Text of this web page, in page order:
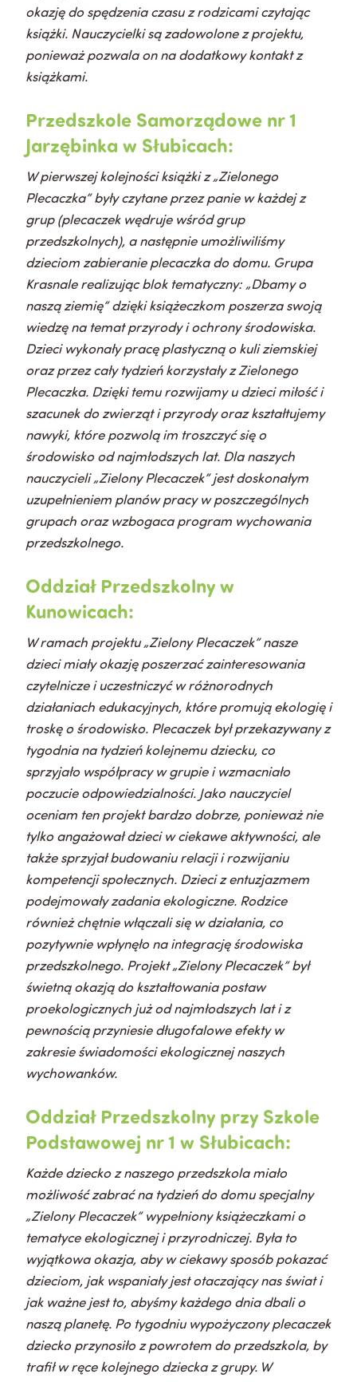
okazję do spędzenia czasu z rodzicami czytając
książki. Nauczycielki są zadowolone z projektu,
ponieważ pozwala on na dodatkowy kontakt z
książkami.
Przedszkole Samorządowe nr 1
Jarzębinka w Słubicach:
W pierwszej kolejności książki z „Zielonego
Plecaczka” były czytane przez panie w każdej z
grup (plecaczek wędruje wśród grup
przedszkolnych), a następnie umożliwiliśmy
dzieciom zabieranie plecaczka do domu. Grupa
Krasnale realizując blok tematyczny: „Dbamy o
naszą ziemię” dzięki książeczkom poszerza swoją
wiedzę na temat przyrody i ochrony środowiska.
Dzieci wykonały pracę plastyczną o kuli ziemskiej
oraz przez cały tydzień korzystały z Zielonego
Plecaczka. Dzięki temu rozwijamy u dzieci miłość i
szacunek do zwierząt i przyrody oraz kształtujemy
nawyki, które pozwolą im troszczyć się o
środowisko od najmłodszych lat. Dla naszych
nauczycieli „Zielony Plecaczek” jest doskonałym
uzupełnieniem planów pracy w poszczególnych
grupach oraz wzbogaca program wychowania
przedszkolnego.
Oddział Przedszkolny w
Kunowicach:
W ramach projektu „Zielony Plecaczek” nasze
dzieci miały okazję poszerzać zainteresowania
czytelnicze i uczestniczyć w różnorodnych
działaniach edukacyjnych, które promują ekologię i
troskę o środowisko. Plecaczek był przekazywany z
tygodnia na tydzień kolejnemu dziecku, co
sprzyjało współpracy w grupie i wzmacniało
poczucie odpowiedzialności. Jako nauczyciel
oceniam ten projekt bardzo dobrze, ponieważ nie
tylko angażował dzieci w ciekawe aktywności, ale
także sprzyjał budowaniu relacji i rozwijaniu
kompetencji społecznych. Dzieci z entuzjazmem
podejmowały zadania ekologiczne. Rodzice
również chętnie włączali się w działania, co
pozytywnie wpłynęło na integrację środowiska
przedszkolnego. Projekt „Zielony Plecaczek” był
świetną okazją do kształtowania postaw
proekologicznych już od najmłodszych lat i z
pewnością przyniesie długofalowe efekty w
zakresie świadomości ekologicznej naszych
wychowanków.
Oddział Przedszkolny przy Szkole
Podstawowej nr 1 w Słubicach:
Każde dziecko z naszego przedszkola miało
możliwość zabrać na tydzień do domu specjalny
„Zielony Plecaczek” wypełniony książeczkami o
tematyce ekologicznej i przyrodniczej. Była to
wyjątkowa okazja, aby w ciekawy sposób pokazać
dzieciom, jak wspaniały jest otaczający nas świat i
jak ważne jest to, abyśmy każdego dnia dbali o
naszą planetę. Po tygodniu wypożyczony plecaczek
dziecko przynosiło z powrotem do przedszkola, by
trafił w ręce kolejnego dziecka z grupy. W